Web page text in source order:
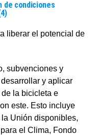
de condiciones
liberar el potencial de
subvenciones y
y aplicar
la bicicleta e
este. Esto incluye
Unión disponibles,
el Clima, Fondo